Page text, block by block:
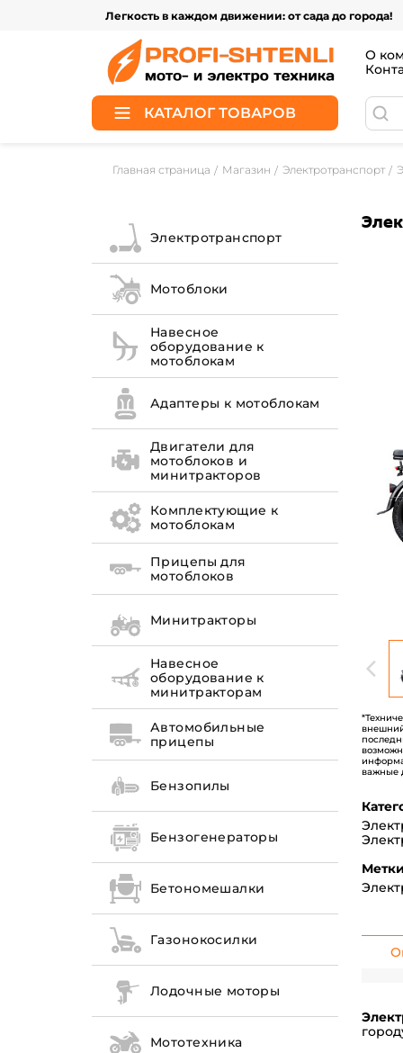
Легкость в каждом движении: от сада до города!
О
КАТАЛОГ ТОВАРОВ
Главная страница Магазин Электротранспорт
Электротранспорт
Мотоблоки
Навесное
оборудование к
мотоблокам
Адаптеры к мотоблокам
Двигатели для
мотоблоков и
минитракторов
Комплектующие к
мотоблокам
Прицепы для
мотоблоков
Минитракторы
Навесное
оборудование к
минитракторам
Автомобильные
прицепы
Бензопилы
Бензогенераторы
Бетономешалки
Газонокосилки
Лодочные моторы
Мототехника
важные